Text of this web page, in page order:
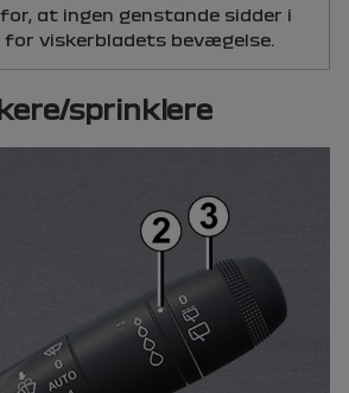
at ingen genstande sidder i
for viskerbladets bevægelse.
sprinklere